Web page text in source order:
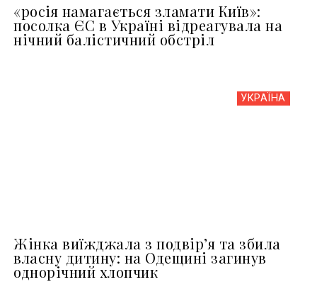
«росія намагається зламати Київ»:
посолка ЄС в Україні відреагувала на
нічний балістичний обстріл
УКРАЇНА
Жінка виїжджала з подвір’я та збила
власну дитину: на Одещині загинув
однорічний хлопчик